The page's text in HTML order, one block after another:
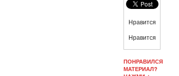
Нравится
Нравится
ПОНРАВИЛСЯ
МАТЕРИАЛ?